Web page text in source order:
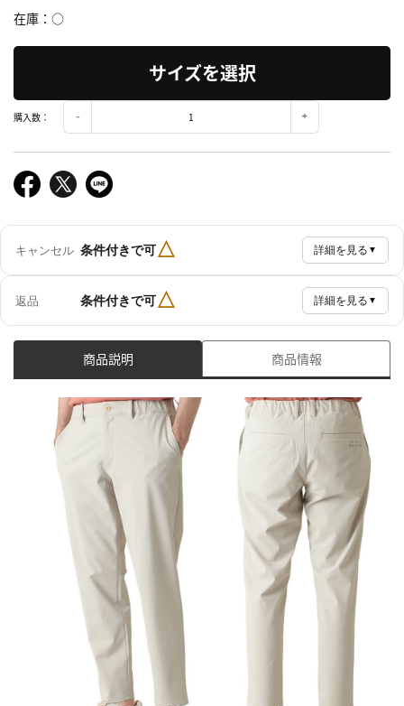
在庫 ○
サイズを選択
購入数：
キャンセル 条件付きで可△ 詳細を見る ▼
返品 条件付きで可△ 詳細を見る ▼
商品説明 商品情報